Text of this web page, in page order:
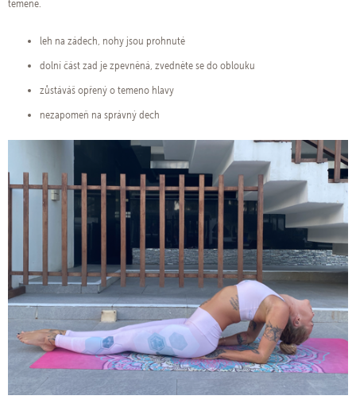
temene.
leh na zádech, nohy jsou prohnuté
dolní část zad je zpevněná, zvedněte se do oblouku
zůstáváš opřený o temeno hlavy
nezapomeň na správný dech